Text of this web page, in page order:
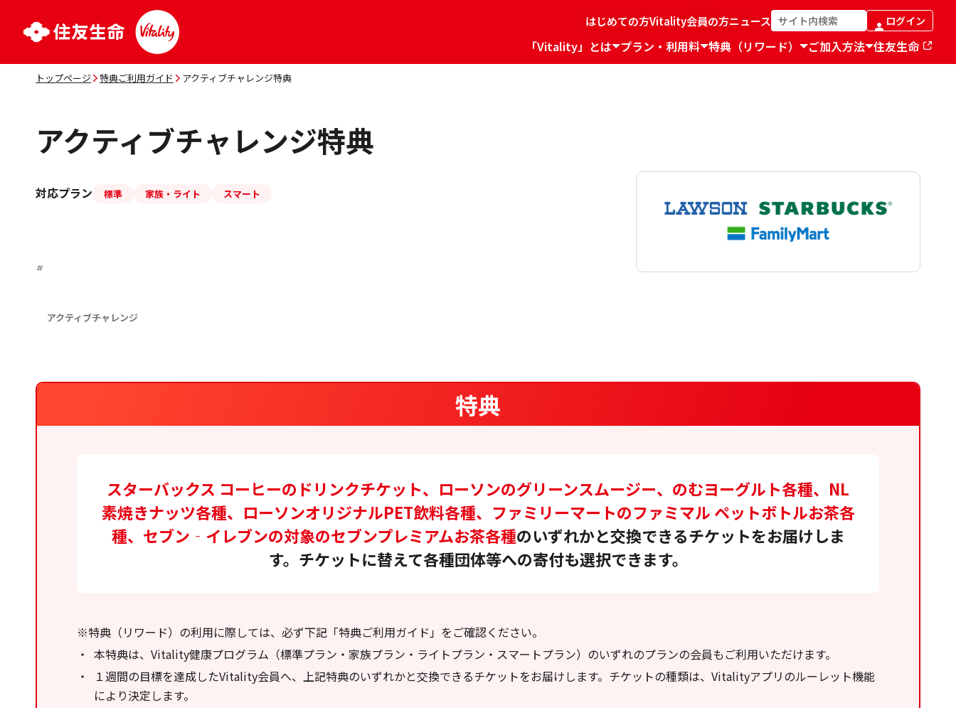
はじめての方Vitality会員の方ニュース ログイン
「Vitality」とは プラン・利用料 特典（リワード） ご加入方法 住友生命
トップページ 特典ご利用ガイド アクティブチャレンジ特典
アクティブチャレンジ特典
対応プラン 標準 家族・ライト スマート
アクティブチャレンジ
特典
スターバックス コーヒーのドリンクチケット、ローソンのグリーンスムージー、のむヨーグルト各種、NL
素焼きナッツ各種、ローソンオリジナルPET飲料各種、ファミリーマートのファミマル ペットボトルお茶各
種、セブン‐イレブンの対象のセブンプレミアムお茶各種のいずれかと交換できるチケットをお届けしま
す。チケットに替えて各種団体等への寄付も選択できます。
※特典（リワード）の利用に際しては、必ず下記「特典ご利用ガイド」をご確認ください。
本特典は、Vitality健康プログラム（標準プラン・家族プラン・ライトプラン・スマートプラン）のいずれのプランの会員もご利用いただけます。
１週間の目標を達成したVitality会員へ、上記特典のいずれかと交換できるチケットをお届けします。チケットの種類は、Vitalityアプリのルーレット機能
により決定します。